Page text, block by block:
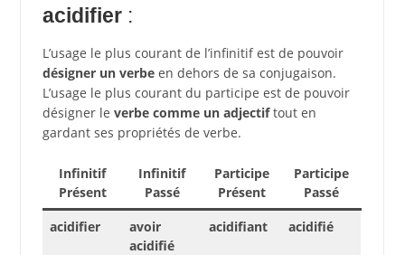
acidifier:
L’usage le plus courant de l’infinitif est de pouvoir
désigner un verbeen dehors de sa conjugaison.
L’usage le plus courant du participe est de pouvoir
désigner le verbe comme un adjectiftout en
gardant ses propriétés de verbe.
Infinitif
Présent
Infinitif
Passé
Participe
Présent
Participe
Passé
acidifier
avoir
acidifié
acidifiant acidifié